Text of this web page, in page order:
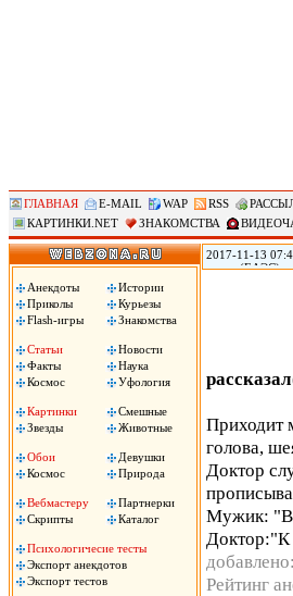
ГЛАВНАЯ E-MAIL WAP RSS
КАРТИНКИ.NET
ЗНАКОМСТВА
Анекдоты
Истории
Приколы
Курьезы
Flash-игры
Знакомства
Статьи
Новости
Факты
Наука
Космос
Уфология
Картинки
Смешные
Звезды
Животные
Обои
Девушки
Космос
Природа
Вебмастеру
Партнерки
Скрипты
Каталог
Психологичесие тесты
Экспорт анекдотов
Экспорт тестов
2017-11-13
союза (ЕАЭС)
России
Приходит
голова,
Доктор
Мужик:
Доктор:"К
Рейтинг